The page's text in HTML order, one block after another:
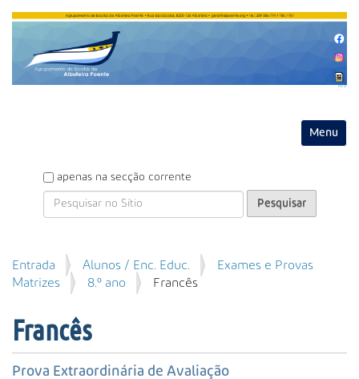
Toggle
P
e
i
s
apenas na secção corrente
P
e
u
s
Entrada Alunos / Enc. Educ.
Exames e Provas
Matrizes
8.º ano Francês
Francês
Prova Extraordinária de Avaliação